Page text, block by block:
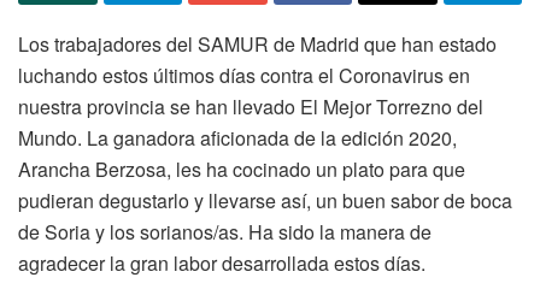
Los trabajadores del SAMUR de Madrid que han estado
luchando estos últimos días contra el Coronavirus en
nuestra provincia se han llevado El Mejor Torrezno del
Mundo. La ganadora aficionada de la edición 2020,
Arancha Berzosa, les ha cocinado un plato para que
pudieran degustarlo y llevarse así, un buen sabor de boca
de Soria y los sorianos/as. Ha sido la manera de
agradecer la gran labor desarrollada estos días.